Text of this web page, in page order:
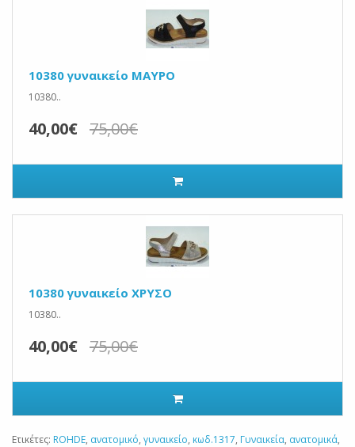
10380 γυναικείο ΜΑΥΡΟ
10380..
40,00€ 75,00€
10380 γυναικείο ΧΡΥΣΟ
10380..
40,00€ 75,00€
Ετικέτες: ROHDE, ανατομικό, γυναικείο, κωδ.1317, Γυναικεία, ανατομικά,